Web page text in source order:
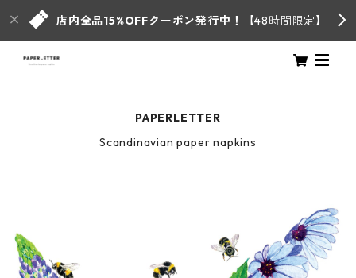
店内全品15%OFFクーポン発行中！ 【48時間限定】
PAPERLETTER
Scandinavian paper napkins